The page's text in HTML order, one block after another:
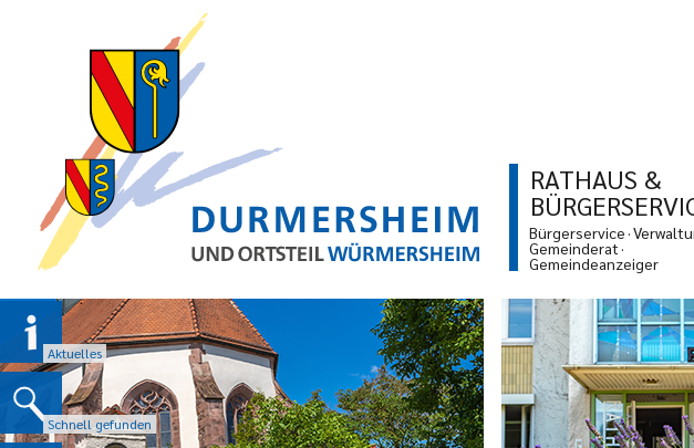
RATHAUS &
Bürgerservice
Gemeinderat
Gemeindeanzeiger
Aktuelles
Schnell gefunden